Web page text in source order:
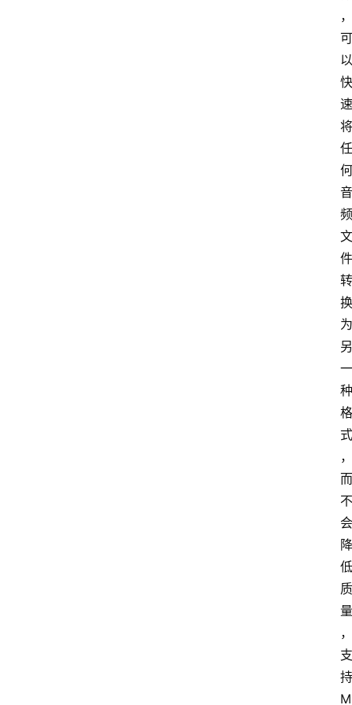
，
可
以
快
速
将
任
何
音
频
文
件
转
换
为
另
一
种
格
式
，
而
不
会
降
低
质
量
，
支
持
M